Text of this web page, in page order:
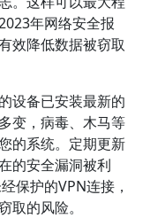
年网络安全报
效降低数据被窃取
设备已安装最新的
变，病毒、木马等
的系统。定期更新
的安全漏洞被利
保护的VPN连接，
取的风险。